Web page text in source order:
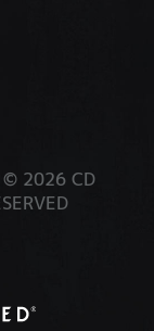
© 2026 CD